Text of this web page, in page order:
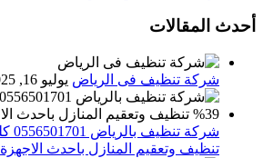
أحدث المقالات
شركة تنظيف فى الرياض يوليو 16, 2025
تنظيف وتعقيم المنازل باحدث الاجهزة